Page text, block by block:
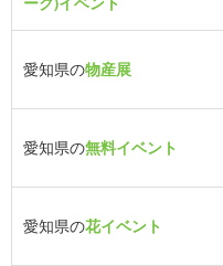
愛知県の物産展
愛知県の無料イベント
愛知県の花イベント